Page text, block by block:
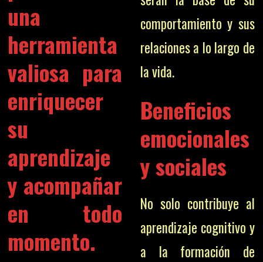
una
herramienta
valiosa para
enriquecer
su
aprendizaje
y acompañar
en todo
momento.
comportamiento y sus
relaciones a lo largo de
la vida.
Beneficios
emocionales
y sociales
No solo contribuye al
aprendizaje cognitivo y
a la formación de